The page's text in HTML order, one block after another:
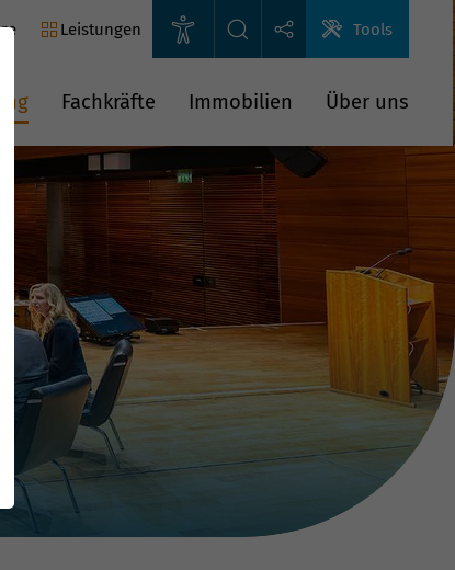
Leistungen Tools
Fachkräfte Immobilien Über uns